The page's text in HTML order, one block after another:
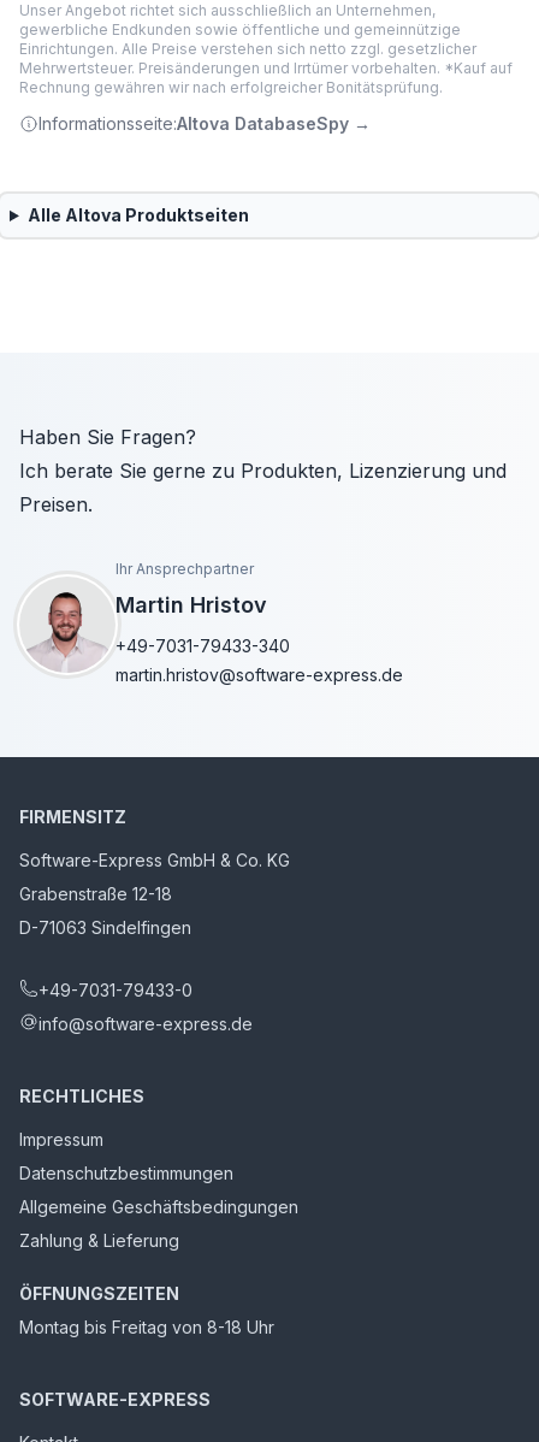
Unser Angebot richtet sich ausschließlich an Unternehmen,
gewerbliche Endkunden sowie öffentliche und gemeinnützige
Einrichtungen. Alle Preise verstehen sich netto zzgl. gesetzlicher
Mehrwertsteuer. Preisänderungen und Irrtümer vorbehalten. *Kauf auf
Rechnung gewähren wir nach erfolgreicher Bonitätsprüfung.
Informationsseite:Altova DatabaseSpy →
Alle Altova Produktseiten
Haben Sie Fragen?
Ich berate Sie gerne zu Produkten, Lizenzierung und
Preisen.
Ihr Ansprechpartner
Martin Hristov
+49-7031-79433-340
martin.hristov@software-express.de
FIRMENSITZ
Software-Express GmbH & Co. KG
Grabenstraße 12-18
D-71063 Sindelfingen
+49-7031-79433-0
info@software-express.de
RECHTLICHES
Impressum
Datenschutzbestimmungen
Allgemeine Geschäftsbedingungen
Zahlung & Lieferung
ÖFFNUNGSZEITEN
Montag bis Freitag von 8-18 Uhr
SOFTWARE-EXPRESS